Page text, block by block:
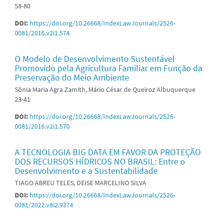
58-80
DOI: https://doi.org/10.26668/IndexLawJournals/2526-
0081/2016.v2i1.574
O Modelo de Desenvolvimento Sustentável
Promovido pela Agricultura Familiar em Função da
Preservação do Meio Ambiente
Sônia Maria Agra Zamith, Mário César de Queiroz Albuquerque
23-41
DOI: https://doi.org/10.26668/IndexLawJournals/2526-
0081/2016.v2i1.570
A TECNOLOGIA BIG DATA EM FAVOR DA PROTEÇÃO
DOS RECURSOS HÍDRICOS NO BRASIL: Entre o
Desenvolvimento e a Sustentabilidade
TIAGO ABREU TELES, DEISE MARCELINO SILVA
DOI: https://doi.org/10.26668/IndexLawJournals/2526-
0081/2022.v8i2.9374